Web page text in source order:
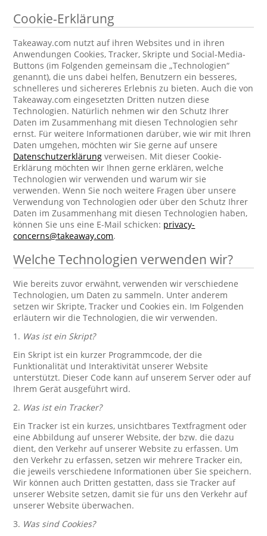
Cookie-Erklärung
Takeaway.com nutzt auf ihren Websites und in ihren
Anwendungen Cookies, Tracker, Skripte und Social-Media-
Buttons (im Folgenden gemeinsam die „Technologien“
genannt), die uns dabei helfen, Benutzern ein besseres,
schnelleres und sichereres Erlebnis zu bieten. Auch die von
Takeaway.com eingesetzten Dritten nutzen diese
Technologien. Natürlich nehmen wir den Schutz Ihrer
Daten im Zusammenhang mit diesen Technologien sehr
ernst. Für weitere Informationen darüber, wie wir mit Ihren
Daten umgehen, möchten wir Sie gerne auf unsere
Datenschutzerklärung verweisen. Mit dieser Cookie-
Erklärung möchten wir Ihnen gerne erklären, welche
Technologien wir verwenden und warum wir sie
verwenden. Wenn Sie noch weitere Fragen über unsere
Verwendung von Technologien oder über den Schutz Ihrer
Daten im Zusammenhang mit diesen Technologien haben,
können Sie uns eine E-Mail schicken: privacy-
concerns@takeaway.com.
Welche Technologien verwenden wir?
Wie bereits zuvor erwähnt, verwenden wir verschiedene
Technologien, um Daten zu sammeln. Unter anderem
setzen wir Skripte, Tracker und Cookies ein. Im Folgenden
erläutern wir die Technologien, die wir verwenden.
1. Was ist ein Skript?
Ein Skript ist ein kurzer Programmcode, der die
Funktionalität und Interaktivität unserer Website
unterstützt. Dieser Code kann auf unserem Server oder auf
Ihrem Gerät ausgeführt wird.
2. Was ist ein Tracker?
Ein Tracker ist ein kurzes, unsichtbares Textfragment oder
eine Abbildung auf unserer Website, der bzw. die dazu
dient, den Verkehr auf unserer Website zu erfassen. Um
den Verkehr zu erfassen, setzen wir mehrere Tracker ein,
die jeweils verschiedene Informationen über Sie speichern.
Wir können auch Dritten gestatten, dass sie Tracker auf
unserer Website setzen, damit sie für uns den Verkehr auf
unserer Website überwachen.
3. Was sind Cookies?